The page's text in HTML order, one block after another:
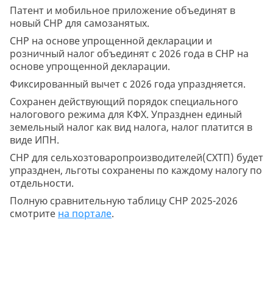
Патент и мобильное приложение объединят в
новый СНР для самозанятых.
СНР на основе упрощенной декларации и
розничный налог объединят с 2026 года в СНР на
основе упрощенной декларации.
Фиксированный вычет с 2026 года упраздняется.
Сохранен действующий порядок специального
налогового режима для КФХ. Упразднен единый
земельный налог как вид налога, налог платится в
виде ИПН.
СНР для сельхозтоваропроизводителей(СХТП) будет
упразднен, льготы сохранены по каждому налогу по
отдельности.
Полную сравнительную таблицу СНР 2025-2026
смотрите на портале.